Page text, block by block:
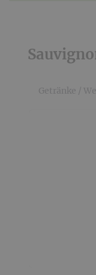
Getränke /